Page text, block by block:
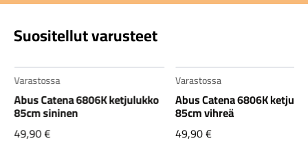
Suositellut varusteet
Varastossa
Abus Catena 6806K ketjulukko
85cm sininen
49,90€
Varastossa
Abus Catena 6806K
85cm vihreä
49,90€